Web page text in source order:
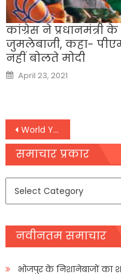
कांग्रेस ने प्रधानमंत्री
जुमलेबाजी, कहा-
नहीं बोलते मोदी
Posted
on
April 23, 2021
Post
navigation
World Youth Skills Day: पीएम मोदी बोले- नई पीढ़ी के युवाओं का स्किल डवलपमेंट, राष्ट्रीय की जरूरत
समाचार प्रकार
नवीनतम समाचार
भोजपुर के निशानेबाजों का